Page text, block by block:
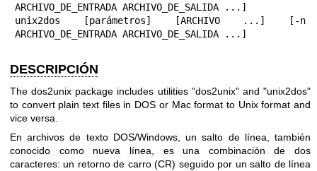
ARCHIVO_DE_ENTRADA ARCHIVO_DE_SALIDA ...]
unix2dos [parámetros] [ARCHIVO ...] [-n
ARCHIVO_DE_ENTRADA ARCHIVO_DE_SALIDA ...]
DESCRIPCIÓN
The dos2unix package includes utilities "dos2unix"and"unix2dos"
to convert plain text files in DOS or Mac format to Unix format and
vice versa.
En archivos de texto DOS/Windows, un salto de línea, también
conocido como nueva línea, es una combinación de dos
caracteres: un retorno de carro (CR) seguido por un salto de línea